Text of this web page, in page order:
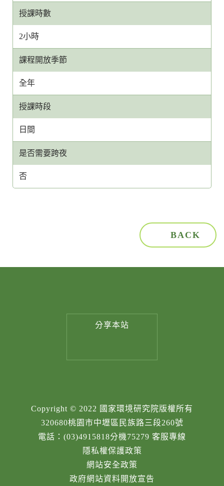
授課時數
2小時
課程開放季節
全年
授課時段
日間
是否需要跨夜
否
BACK
分享本站
Copyright © 2022 國家環境研究院版權所有
320680桃園市中壢區民族路三段260號
電話：(03)4915818分機75279 客服專線
隱私權保護政策
網站安全政策
政府網站資料開放宣告